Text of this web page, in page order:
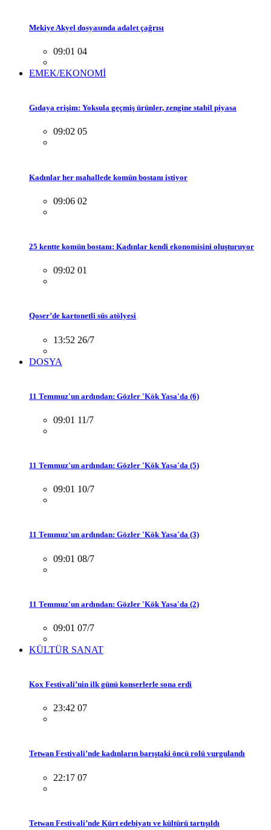
Mekiye Akyel dosyasında adalet çağrısı
09:01 04
EMEK/EKONOMİ
Gıdaya erişim: Yoksula geçmiş ürünler, zengine stabil piyasa
09:02 05
Kadınlar her mahallede komün bostanı istiyor
09:06 02
25 kentte komün bostanı: Kadınlar kendi ekonomisini oluşturuyor
09:02 01
Qoser’de kartonetli süs atölyesi
13:52 26/7
DOSYA
11 Temmuz'un ardından: Gözler 'Kök Yasa'da (6)
09:01 11/7
11 Temmuz'un ardından: Gözler 'Kök Yasa'da (5)
09:01 10/7
11 Temmuz'un ardından: Gözler 'Kök Yasa'da (3)
09:01 08/7
11 Temmuz'un ardından: Gözler 'Kök Yasa'da (2)
09:01 07/7
KÜLTÜR SANAT
Kox Festivali’nin ilk günü konserlerle sona erdi
23:42 07
Tetwan Festivali’nde kadınların barıştaki öncü rolü vurgulandı
22:17 07
Tetwan Festivali’nde Kürt edebiyatı ve kültürü tartışıldı